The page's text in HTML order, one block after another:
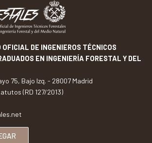
DE INGENIEROS TÉCNICOS
EN INGENIERÍA FORESTAL Y DEL
75, Bajo Izq. - 28007 Madrid
(RD 127/2013)